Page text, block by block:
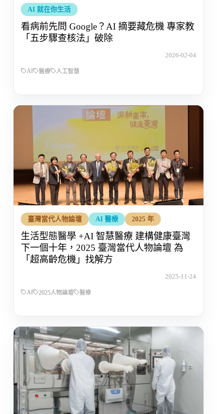
AI 就在你生活
看病前先問 Google？AI 摘要藏危機 專家教
「五步驟查核法」破除
2026-02-04
AI 醫療 人工智慧
臺灣當代人物論壇 AI 醫療 2025 年
生活型態醫學 +AI 智慧醫療 建構健康臺灣
下一個十年，2025 臺灣當代人物論壇 為
「超高齡危機」找解方
2025-11-24
AI 2025人物論壇 醫療